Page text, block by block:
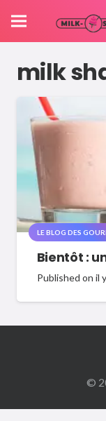
milk
LE BLOG DES
Bientôt :
Published on il
©